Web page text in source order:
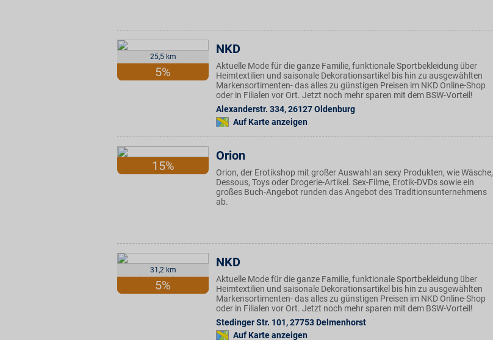
25,5 km
5%
NKD
Aktuelle Mode für die ganze Familie, funktionale Sportbekleidung über
Heimtextilien und saisonale Dekorationsartikel bis hin zu ausgewählten
Markensortimenten- das alles zu günstigen Preisen im NKD Online-Shop
oder in Filialen vor Ort. Jetzt noch mehr sparen mit dem BSW-Vorteil!
Alexanderstr. 334,26127Oldenburg
Auf Karte anzeigen
15%
Orion
Orion, der Erotikshop mit großer Auswahl an sexy Produkten, wie Wäsche,
Dessous, Toys oder Drogerie-Artikel. Sex-Filme, Erotik-DVDs sowie ein
großes Buch-Angebot runden das Angebot des Traditionsunternehmens
ab.
31,2 km
5%
NKD
Aktuelle Mode für die ganze Familie, funktionale Sportbekleidung über
Heimtextilien und saisonale Dekorationsartikel bis hin zu ausgewählten
Markensortimenten- das alles zu günstigen Preisen im NKD Online-Shop
oder in Filialen vor Ort. Jetzt noch mehr sparen mit dem BSW-Vorteil!
Stedinger Str. 101,27753 Delmenhorst
Auf Karte anzeigen